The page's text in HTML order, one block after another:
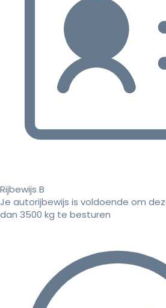
Rijbewijs B
Je autorijbewijs is voldoende om
dan 3500 kg te besturen